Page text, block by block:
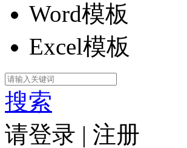
Word模板
Excel模板
搜索
请登录 | 注册